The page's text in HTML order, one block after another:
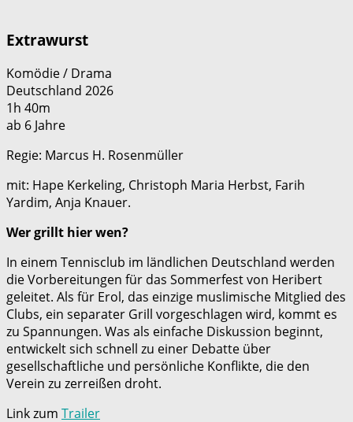
Extrawurst
Komödie / Drama
Deutschland 2026
1h 40m
ab 6 Jahre
Regie: Marcus H. Rosenmüller
mit: Hape Kerkeling, Christoph Maria Herbst, Farih
Yardim, Anja Knauer.
Wer grillt hier wen?
In einem Tennisclub im ländlichen Deutschland werden
die Vorbereitungen für das Sommerfest von Heribert
geleitet. Als für Erol, das einzige muslimische Mitglied des
Clubs, ein separater Grill vorgeschlagen wird, kommt es
zu Spannungen. Was als einfache Diskussion beginnt,
entwickelt sich schnell zu einer Debatte über
gesellschaftliche und persönliche Konflikte, die den
Verein zu zerreißen droht.
Link zum Trailer